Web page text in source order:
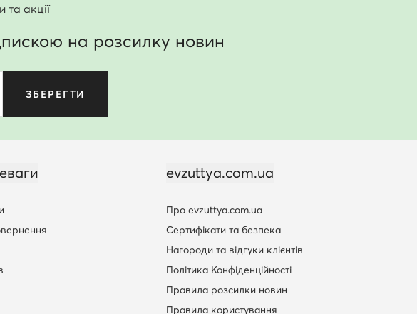
та акції
на розсилку новин
ЗБЕРЕГТИ
evzuttya.com.ua
Про evzuttya.com.ua
Сертифікати та безпека
Нагороди та відгуки клієнтів
Політика Конфіденційності
Правила розсилки новин
Правила користування